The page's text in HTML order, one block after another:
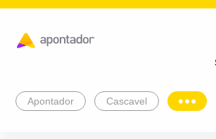
Apontador Cascavel